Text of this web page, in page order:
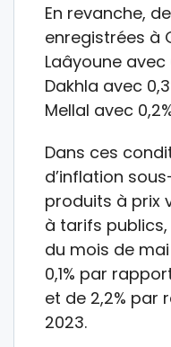
En revanche,
enregistrées à
Laâyoune avec
Dakhla avec
Mellal avec
Dans ces
d’inflation
produits à prix
à tarifs
du mois de
0,1% par
et de 2,2% par
2023.